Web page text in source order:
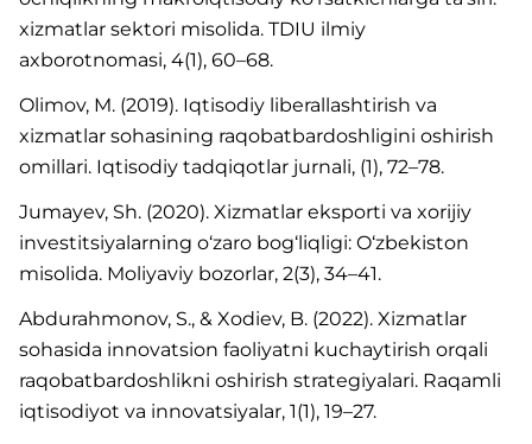
xizmatlar sektori misolida. TDIU ilmiy
axborotnomasi, 4(1), 60–68.
Olimov, M. (2019). Iqtisodiy liberallashtirish va
xizmatlar sohasining raqobatbardoshligini oshirish
omillari. Iqtisodiy tadqiqotlar jurnali, (1), 72–78.
Jumayev, Sh. (2020). Xizmatlar eksporti va xorijiy
investitsiyalarning o‘zaro bog‘liqligi: O‘zbekiston
misolida. Moliyaviy bozorlar, 2(3), 34–41.
Abdurahmonov, S., & Xodiev, B. (2022). Xizmatlar
sohasida innovatsion faoliyatni kuchaytirish orqali
raqobatbardoshlikni oshirish strategiyalari. Raqamli
iqtisodiyot va innovatsiyalar, 1(1), 19–27.